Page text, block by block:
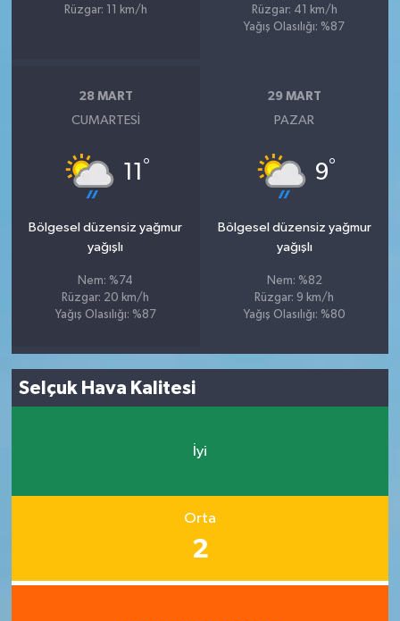
Rüzgar: 11 km/h
Rüzgar: 41 km/h
Yağış Olasılığı: %87
28 MART
CUMARTESI
11 °
Bölgesel düzensiz yağmur
yağışlı
Nem: %74
Rüzgar: 20 km/h
Yağış Olasılığı: %87
29 MART
PAZAR
9°
Bölgesel düzensiz yağmur
yağışlı
Nem: %82
Rüzgar: 9 km/h
Yağış Olasılığı: %80
Selçuk Hava Kalitesi
İyi
Orta
2